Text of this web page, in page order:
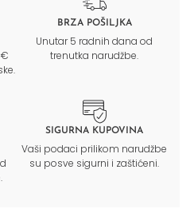
BRZA POŠILJKA
Unutar 5 radnih dana od
trenutka narudžbe.
SIGURNA KUPOVINA
Vaši podaci prilikom narudžbe
su posve sigurni i zaštićeni.